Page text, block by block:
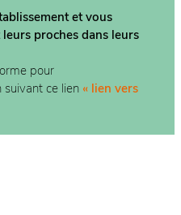
et vous
proches dans leurs
pour
suivant ce lien « lien vers